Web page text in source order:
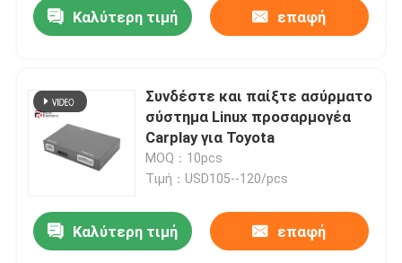
Καλύτερη τιμή επαφή
Συνδέστε και παίξτε ασύρματο
σύστημα Linux προσαρμογέα
Carplay για Toyota
MOQ：10pcs
Τιμή：USD105--120/pcs
Καλύτερη τιμή επαφή